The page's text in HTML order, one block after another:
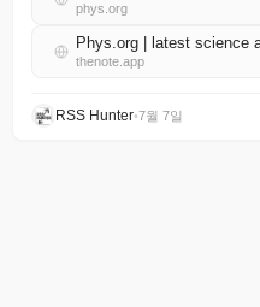
phys.org
thenote.app
RSS Hunter•7월 7일